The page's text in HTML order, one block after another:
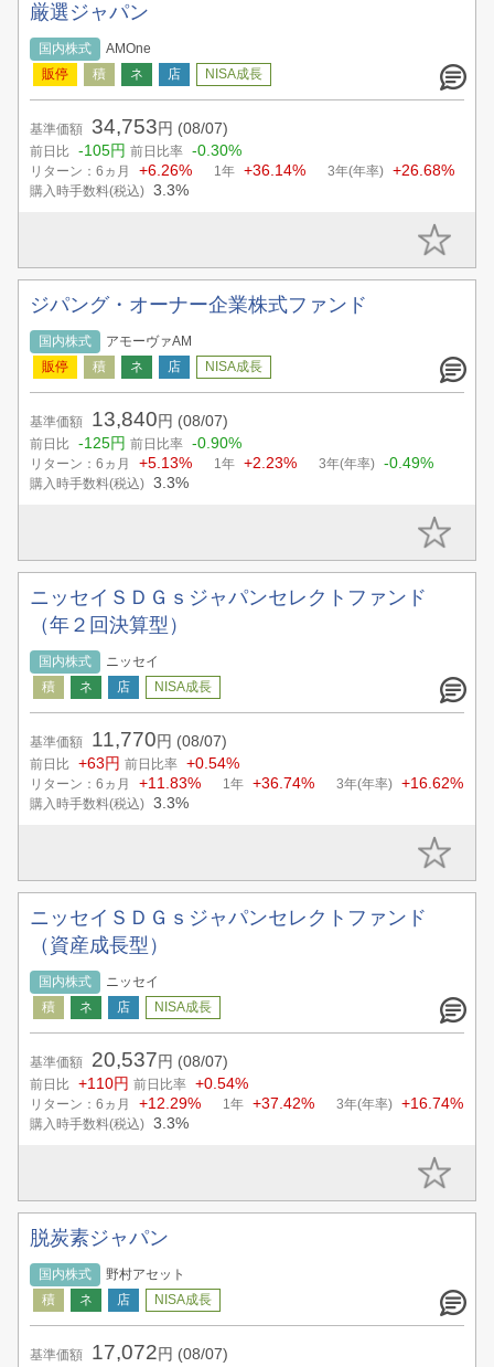
厳選ジャパン
国内株式 AMOne
基準価額 34,753 円 (08/07)
前日比 -105円 前日比率 -0.30%
リターン：6ヵ月 +6.26% 1年 +36.14% 3年(年率) +26.68%
購入時手数料(税込) 3.3%
ジパング・オーナー企業株式ファンド
国内株式 アモーヴァAM
基準価額 13,840 円 (08/07)
前日比 -125円 前日比率 -0.90%
リターン：6ヵ月 +5.13% 1年 +2.23% 3年(年率) -0.49%
購入時手数料(税込) 3.3%
ニッセイＳＤＧｓジャパンセレクトファンド
（年２回決算型）
国内株式 ニッセイ
基準価額 11,770 円 (08/07)
前日比 +63円 前日比率 +0.54%
リターン：6ヵ月 +11.83% 1年 +36.74% 3年(年率) +16.62%
購入時手数料(税込) 3.3%
ニッセイＳＤＧｓジャパンセレクトファンド
（資産成長型）
国内株式 ニッセイ
基準価額 20,537 円 (08/07)
前日比 +110円 前日比率 +0.54%
リターン：6ヵ月 +12.29% 1年 +37.42% 3年(年率) +16.74%
購入時手数料(税込) 3.3%
脱炭素ジャパン
国内株式 野村アセット
基準価額 17,072 円 (08/07)